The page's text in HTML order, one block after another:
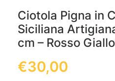
Ciotola Pigna in
Siciliana
cm – Rosso
€30,00